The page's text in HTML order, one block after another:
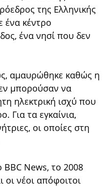
της Ελληνικής
ένα κέντρο
ένα νησί που δεν
αμαυρώθηκε καθώς η
μπορούσαν να
ηλεκτρική ισχύ που
Για τα εγκαίνια,
οι οποίες στη
News, το 2008
νέοι απόφοιτοι